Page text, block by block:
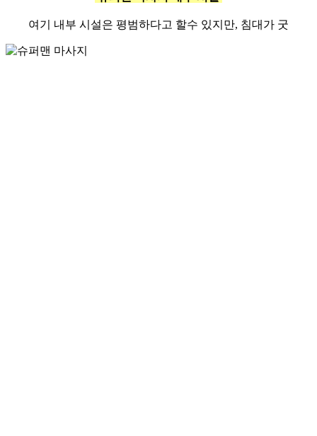
여기 내부 시설은 평범하다고 할수 있지만, 침대가 굿